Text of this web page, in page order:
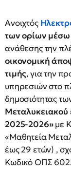
Ανοιχτός
των ορίων
ανάθεσης την
οικονομική
τιμής, για την
υπηρεσιών στο
δημοσιότητας
Μεταλυκειακού
2025-2026»με
«Μαθητεία
έως 29 ετών) ,
Κωδικό ΟΠΣ